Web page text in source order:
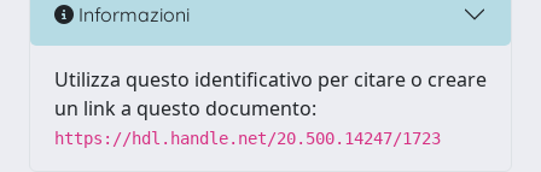
Informazioni
Utilizza questo identificativo per citare o creare
un link a questo documento:
https://hdl.handle.net/20.500.14247/1723